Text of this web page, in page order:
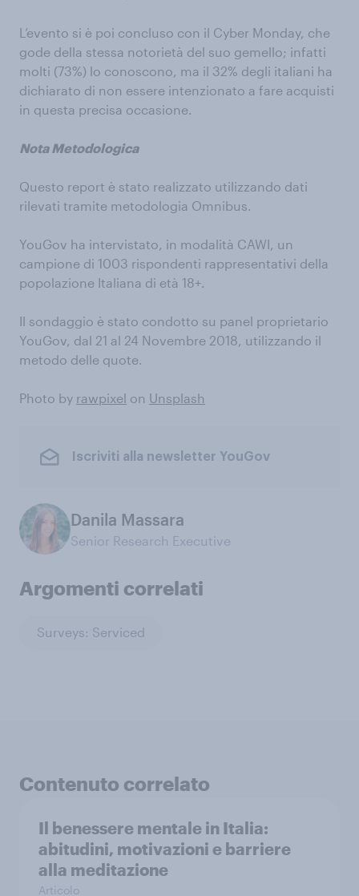
L’evento si è poi concluso con il Cyber Monday, che
gode della stessa notorietà del suo gemello; infatti
molti (73%) lo conoscono, ma il 32% degli italiani ha
dichiarato di non essere intenzionato a fare acquisti
in questa precisa occasione.
Nota Metodologica
Questo report è stato realizzato utilizzando dati
rilevati tramite metodologia Omnibus.
YouGov ha intervistato, in modalità CAWI, un
campione di 1003 rispondenti rappresentativi della
popolazione Italiana di età 18+.
Il sondaggio è stato condotto su panel proprietario
YouGov, dal 21 al 24 Novembre 2018, utilizzando il
metodo delle quote.
Photo by rawpixel on Unsplash
Iscriviti alla newsletter YouGov
Danila Massara
Senior Research Executive
Argomenti correlati
Surveys: Serviced
Contenuto correlato
Il benessere mentale in Italia:
abitudini, motivazioni e barriere
alla meditazione
Articolo